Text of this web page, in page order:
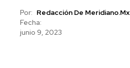
Por: Redacción De Meridiano.mx
Fecha:
junio 9, 2023